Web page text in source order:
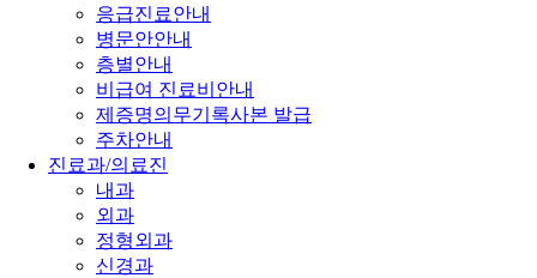
응급진료안내
병문안안내
층별안내
비급여 진료비안내
제증명의무기록사본 발급
주차안내
진료과/의료진
내과
외과
정형외과
신경과